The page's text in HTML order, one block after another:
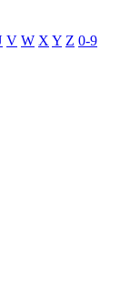
V W X Y Z 0-9